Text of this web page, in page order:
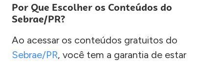
Por Que Escolher os Conteúdos do
Sebrae/PR?
Ao acessar os conteúdos gratuitos do
Sebrae/PR, você tem a garantia de estar